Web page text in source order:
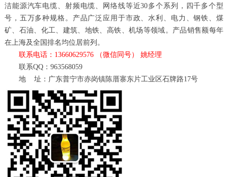
洁能源汽车电缆、射频电缆、网络线等近30多个系列，四千多个型
号，五万多种规格。产品广泛应用于市政、水利、电力、钢铁、煤
矿、石油、化工、建筑、地铁、高铁、机场等领域。产品销售额每年
在上海及全国排名均位居前列。
联系电话：13660629576 （微信同号） 姚经理
联系QQ：963568059
地 址：广东普宁市赤岗镇陈厝寨东片工业区石牌路17号